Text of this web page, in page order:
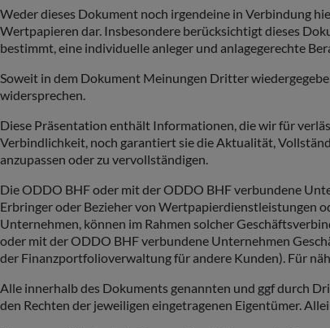
Weder dieses Dokument noch irgendeine in Verbindung
Wertpapieren dar. Insbesondere berücksichtigt dieses
bestimmt, eine individuelle anleger und anlagegerechte
Soweit in dem Dokument Meinungen Dritter
widersprechen.
Diese Präsentation enthält Informationen, die wir für
Verbindlichkeit, noch garantiert sie die Aktualität,
anzupassen oder zu vervollständigen.
Die ODDO BHF oder mit der ODDO BHF verbundene
Erbringer oder Bezieher von Wertpapierdienstleistungen
Unternehmen, können im Rahmen solcher
oder mit der ODDO BHF verbundene Unternehmen
der Finanzportfolioverwaltung für andere Kunden). Für
Alle innerhalb des Dokuments genannten und ggf durch
den Rechten der jeweiligen eingetragenen Eigentümer.